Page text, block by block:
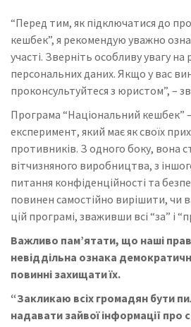
“Перед тим, як підключатися до
кешбек”, я рекомендую уважно
участі. Зверніть особливу увагу на
персональних даних. Якщо у вас
проконсультуйтеся з юристом”, –
Програма “Національний кешбек”
експеримент, який має як своїх
противників. З одного боку, вона
вітчизняного виробництва, з
питання конфіденційності та
повинен самостійно вирішити, чи
цій програмі, зваживши всі “за” і
Важливо пам’ятати, що наші
невіддільна ознака
повинні захищати їх.
“Закликаю всіх громадян бути
надавати зайвої інформації про